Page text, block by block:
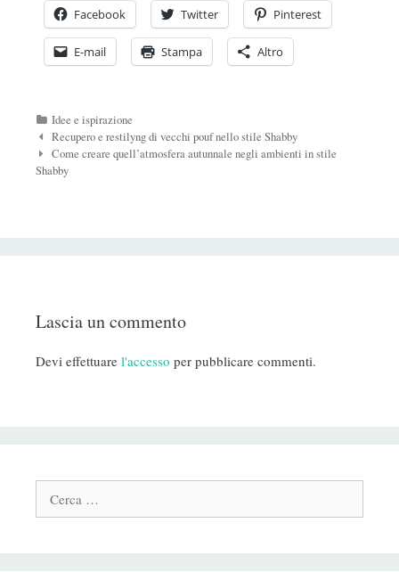
Facebook Twitter Pinterest
E-mail Stampa Altro
Categorie
Idee e ispirazione
Navigazione
Post
Recupero e restilyng di vecchi pouf nello stile Shabby
Come creare quell’atmosfera autunnale negli ambienti in stile
Shabby
Lascia un commento
Devi effettuare l'accesso per pubblicare commenti.
Cerca: